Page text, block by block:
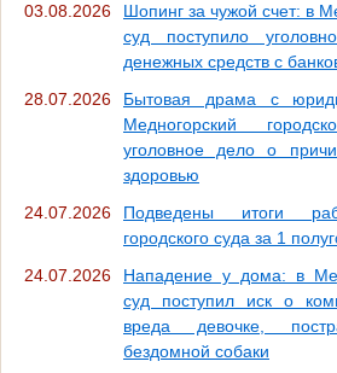
03.08.2026
Шопинг за чужой счет: в
суд поступило
денежных средств с
28.07.2026
Бытовая драма с
Медногорский
уголовное дело о
здоровью
24.07.2026
Подведены итоги
городского суда за 1
24.07.2026
Нападение у дома: в
суд поступил иск о
вреда девочке,
бездомной собаки